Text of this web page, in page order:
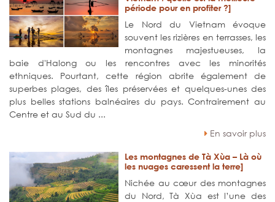
période pour en profiter ?]
Le Nord du Vietnam évoque
souvent les rizières en terrasses, les
montagnes majestueuses, la
baie d'Halong ou les rencontres avec les minorités
ethniques. Pourtant, cette région abrite également de
superbes plages, des îles préservées et quelques-unes des
plus belles stations balnéaires du pays. Contrairement au
Centre et au Sud du ...
En savoir plus
Les montagnes de Tà Xùa – Là où
les nuages caressent la terre]
Nichée au cœur des montagnes
du Nord, Tà Xùa est l’une des